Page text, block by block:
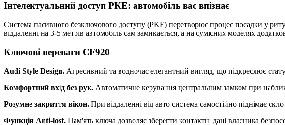
Інтелектуальний доступ PKE: автомобіль вас впізнає
Система пасивного безключового доступу (PKE) перетворює процес посадки у
віддаленні на 3-5 метрів автомобіль сам замикається, а на сумісних моделях
Ключові переваги CF920
Audi Style Design. Агресивний та водночас елегантний вигляд, що підкреслює
Комфортний вхід без рук. Автоматичне керування центральним замком при
Розумне закриття вікон. При віддаленні від авто система самостійно піднімає
Функція Anti-lost. Пам'ять ключа дозволяє зберегти контактні дані власника